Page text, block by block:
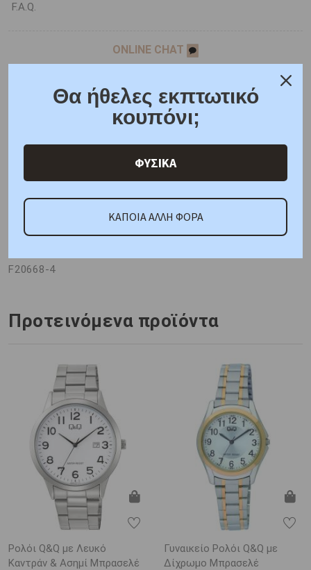
F.A.Q.
ONLINE CHAT
SHARE THE LOVE
Χαρακτηριστικά Χαρακτηριστικά Ρολογιών
Ρωτήστε μας
ΚΑΤΟΠΙΝ ΠΑΡΑΓΓΕΛΙΑΣ
F20668-4
Προτεινόμενα προϊόντα
Ρολόι Q&Q με Λευκό
Καντράν & Ασημί Μπρασελέ
Γυναικείο Ρολόι Q&Q με
Δίχρωμο Μπρασελέ
Θα ήθελες εκπτωτικό
κουπόνι;
ΦΥΣΙΚΑ
ΚΑΠΟΙΑ ΑΛΛΗ ΦΟΡΑ